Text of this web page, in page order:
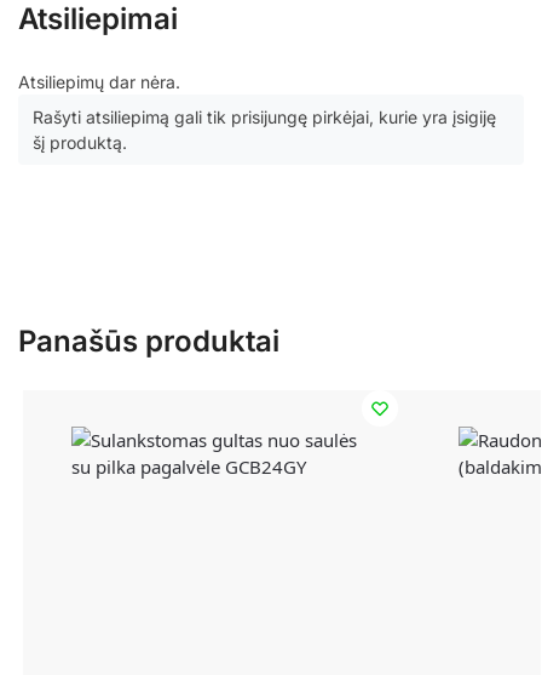
Atsiliepimai
Atsiliepimų dar nėra.
Rašyti atsiliepimą gali tik prisijungę pirkėjai, kurie yra įsigiję
šį produktą.
Panašūs produktai